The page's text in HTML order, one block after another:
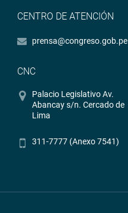
CENTRO DE ATENCIÓN
prensa@congreso.gob.pe
CNC
Palacio Legislativo Av.
Abancay s/n. Cercado de
Lima
311-7777 (Anexo 7541)